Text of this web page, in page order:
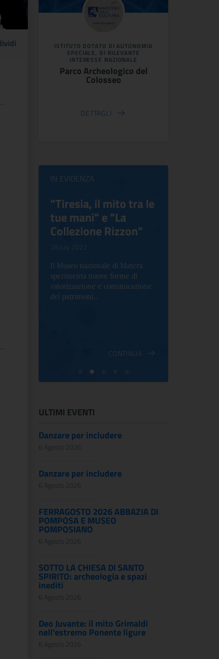
ISTITUTO DOTATO DI AUTONOMIA
SPECIALE, DI RILEVANTE
INTERESSE NAZIONALE
Parco Archeologico del
Colosseo
DETTAGLI
IN EVIDENZA
"Tiresia, il mito tra le
tue mani" e "La
Collezione Rizzon"
28 July 2022
Il Museo nazionale di Matera
sperimenta nuove forme di
valorizzazione e comunicazione
del patrimoni...
CONTINUA
ULTIMI EVENTI
Danzare per includere
6 Agosto 2026
Danzare per includere
6 Agosto 2026
FERRAGOSTO 2026 ABBAZIA DI
POMPOSA E MUSEO
POMPOSIANO
6 Agosto 2026
SOTTO LA CHIESA DI SANTO
SPIRITO: archeologia e spazi
inediti
6 Agosto 2026
Deo Juvante: il mito Grimaldi
nell'estremo Ponente ligure
6 Agosto 2026